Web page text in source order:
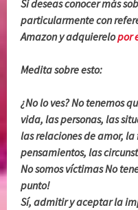
Si deseas conocer más
particularmente con
Amazon y adquierelopor
Medita sobre esto:
¿No lo ves? No tenemos
vida, las personas, las
las relaciones de amor,
pensamientos, las
No somos víctimas No
punto!
Sí, admitir y aceptar la